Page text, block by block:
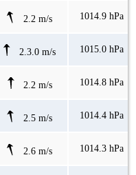
2.2 m/s 1014.9 hPa
2.3.0 m/s 1015.0 hPa
2.2 m/s 1014.8 hPa
2.5 m/s 1014.4 hPa
2.6 m/s 1014.3 hPa